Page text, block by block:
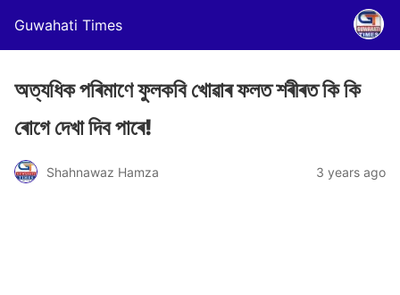
Guwahati Times
অত্যধিক পৰিমাণে ফুলকবি খোৱাৰ ফলত শৰীৰত কি কি
ৰোগে দেখা দিব পাৰে!
Shahnawaz Hamza 3 years ago